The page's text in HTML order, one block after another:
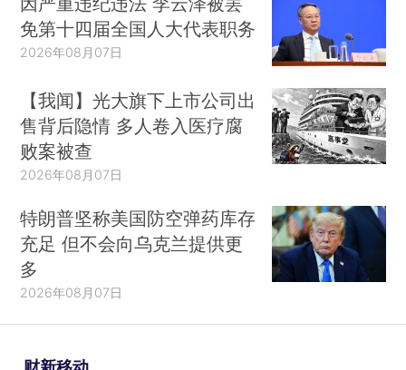
免第十四届全国人大代表职务
2026年08月07日
【我闻】光大旗下上市公司出
售背后隐情 多人卷入医疗腐
败案被查
2026年08月07日
特朗普坚称美国防空弹药库存
充足 但不会向乌克兰提供更
多
2026年08月07日